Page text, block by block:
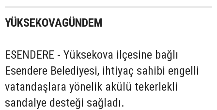
YÜKSEKOVAGÜNDEM
ESENDERE - Yüksekova ilçesine bağlı
Esendere Belediyesi, ihtiyaç sahibi engelli
vatandaşlara yönelik akülü tekerlekli
sandalye desteği sağladı.